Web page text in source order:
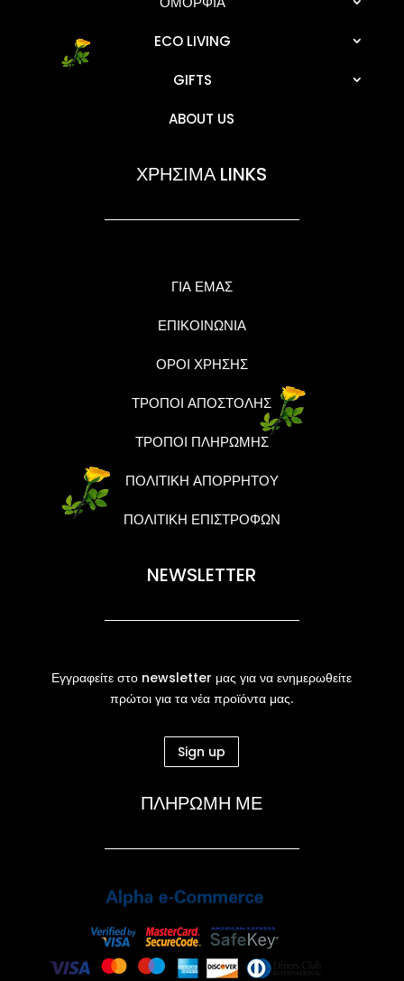
ECO LIVING
GIFTS
ABOUT US
ΧΡΗΣΙΜΑ LINKS
ΓΙΑ ΕΜΑΣ
ΕΠΙΚΟΙΝΩΝΙΑ
ΟΡΟΙ ΧΡΗΣΗΣ
ΤΡΟΠΟΙ ΑΠΟΣΤΟΛΗΣ
ΤΡΟΠΟΙ ΠΛΗΡΩΜΗΣ
ΠΟΛΙΤΙΚΗ ΑΠΟΡΡΗΤΟΥ
ΠΟΛΙΤΙΚΗ ΕΠΙΣΤΡΟΦΩΝ
NEWSLETTER
Εγγραφείτε στο newsletter μας για να ενημερωθείτε
πρώτοι για τα νέα προϊόντα μας.
Sign up
ΠΛΗΡΩΜΗ ΜΕ